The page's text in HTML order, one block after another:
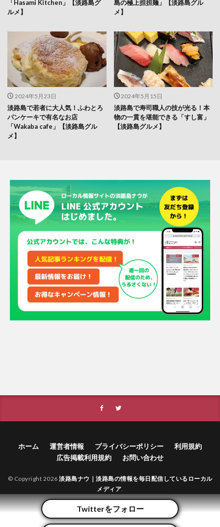
Twitterをフォロー
「Hasami Kitchen」【淡路島グ
ルメ】
島の極上担担麺」【淡路島グル
メ】
2024年5月23日
淡路島で若者に大人気！ふわとろ
パンケーキで有名なお店
「Wakaba cafe」【淡路島グル
メ】
2024年5月15日
淡路島で寿司職人の技が光る！本
物の一貫を堪能できる「すし富」
【淡路島グルメ】
ホーム 運営者情報 プライバシーポリシー
利用規約
広告掲載利用規約
お問い合わせ
© Copyright 2026 淡路島ナウ｜淡路島の情報を毎日配信しているローカル
メディア